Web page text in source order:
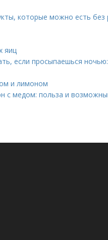
которые можно есть без
яиц
если просыпаешься
и лимоном
с медом: польза и